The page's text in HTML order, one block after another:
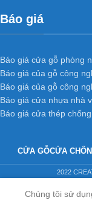
Báo giá
Báo giá cửa gỗ phòng
Báo giá của gỗ công
Báo giá của gỗ công
Báo giá cửa nhựa nhà
Báo giá cửa thép
CỬA GỖCỬA
2022
Chúng tôi sử